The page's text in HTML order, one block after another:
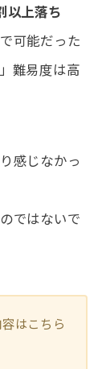
以上落ち
可能だった
難易度は高
感じなかっ
ではないで
はこちら